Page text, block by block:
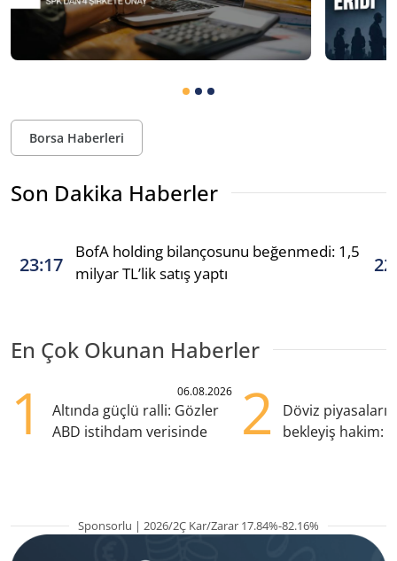
Borsa Haberleri
Son Dakika Haberler
23:17
BofA holding bilançosunu beğenmedi: 1,5
milyar TL’lik satış yaptı
En Çok Okunan Haberler
1 06.08.2026
Altında güçlü ralli: Gözler
ABD istihdam verisinde
2
Döviz
bekleyiş hakim:
Sponsorlu | 2026/2Ç Kar/Zarar 17.84%-82.16%